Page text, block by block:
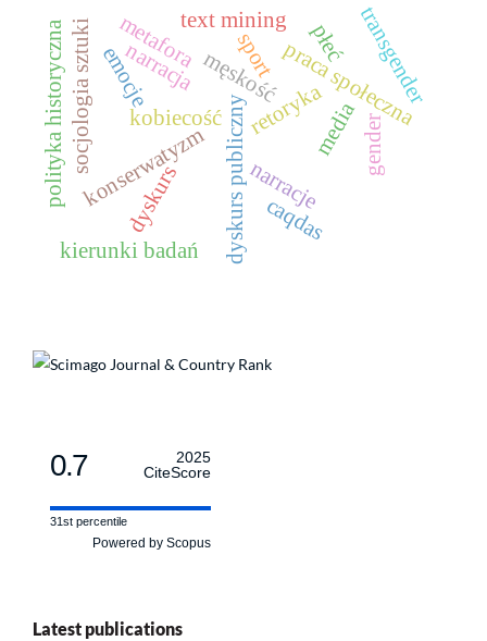
konserwatyzmdyskurs publicznyretoryka
narracje
media
narracja praca społeczna
męskość
kobiecość
płeć
gender
transgender
sport
polityka historyczna dyskurs caqdas
text mining
socjologia sztuki
kierunki badań
metafora
emocje
0.7
2025
CiteScore
31st percentile
Powered by Scopus
Latest publications